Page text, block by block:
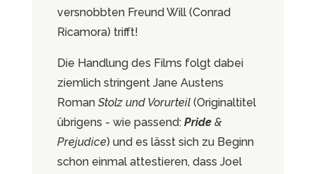
versnobbten Freund Will (Conrad
Ricamora) trifft!
Die Handlung des Films folgt dabei
ziemlich stringent Jane Austens
Roman Stolz und Vorurteil(Originaltitel
übrigens - wie passend: Pride&
Prejudice) und es lässt sich zu Beginn
schon einmal attestieren, dass Joel